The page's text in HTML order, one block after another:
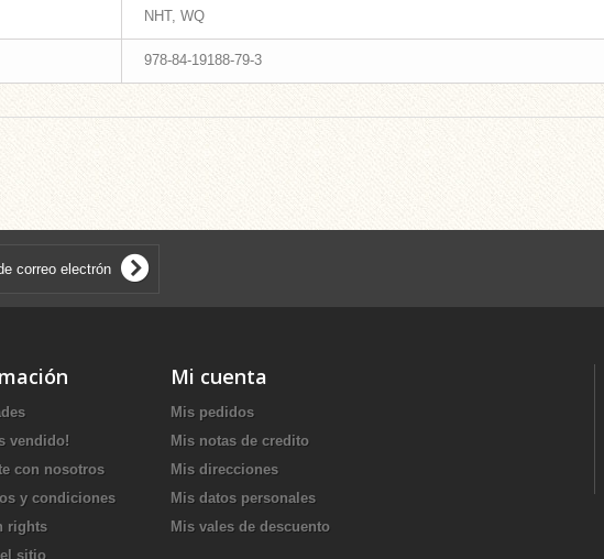
NHT, WQ
978-84-19188-79-3
vendido!
con nosotros
y condiciones
rights
sitio
Mi cuenta
Mis pedidos
Mis notas de credito
Mis direcciones
Mis datos personales
Mis vales de descuento